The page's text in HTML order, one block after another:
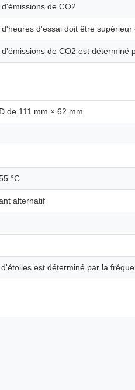
de CO2
d'essai doit être supérieur
de CO2 est déterminé
de 111 mm × 62 mm
°C
alternatif
est déterminé par la